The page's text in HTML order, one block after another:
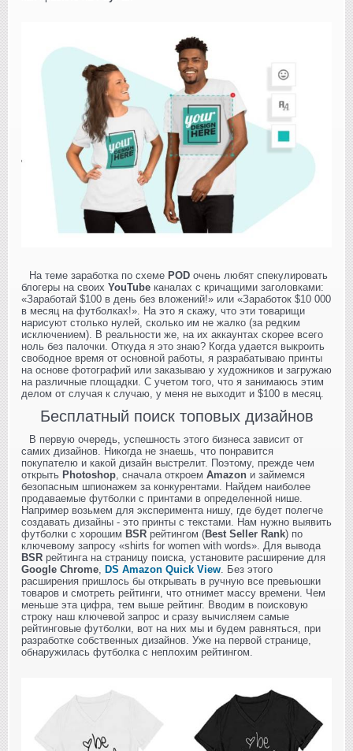
На теме заработка по схеме POD очень любят спекулировать
блогеры на своих YouTube каналах с кричащими заголовками:
«Заработай $100 в день без вложений!» или «Заработок $10 000
в месяц на футболках!». На это я скажу, что эти товарищи
нарисуют столько нулей, сколько им не жалко (за редким
исключением). В реальности же, на их аккаунтах скорее всего
ноль без палочки. Откуда я это знаю? Когда удается выкроить
свободное время от основной работы, я разрабатываю принты
на основе фотографий или заказываю у художников и загружаю
на различные площадки. С учетом того, что я занимаюсь этим
делом от случая к случаю, у меня не выходит и $100 в месяц.
Бесплатный поиск топовых дизайнов
В первую очередь, успешность этого бизнеса зависит от
самих дизайнов. Никогда не знаешь, что понравится
покупателю и какой дизайн выстрелит. Поэтому, прежде чем
открыть Photoshop, сначала откроем Amazon и займемся
безопасным шпионажем за конкурентами. Найдем наиболее
продаваемые футболки с принтами в определенной нише.
Например возьмем для эксперимента нишу, где будет полегче
создавать дизайны - это принты с текстами. Нам нужно выявить
футболки с хорошим BSR рейтингом (Best Seller Rank) по
ключевому запросу «shirts for women with words». Для вывода
BSR рейтинга на страницу поиска, установите расширение для
Google Chrome, DS Amazon Quick View. Без этого
расширения пришлось бы открывать в ручную все превьюшки
товаров и смотреть рейтинги, что отнимет массу времени. Чем
меньше эта цифра, тем выше рейтинг. Вводим в поисковую
строку наш ключевой запрос и сразу вычисляем самые
рейтинговые футболки, вот на них мы и будем равняться, при
разработке собственных дизайнов. Уже на первой странице,
обнаружилась футболка с неплохим рейтингом.